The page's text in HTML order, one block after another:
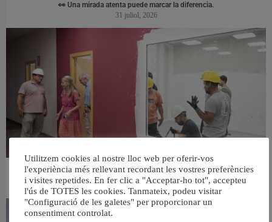
👀 Una mirada atenta puede marcar la diferencia.
31 juliol, 2026
València ultima el nou centre per a persones majors del barri de Sant Antoni
6 agost, 2026
Utilitzem cookies al nostre lloc web per oferir-vos
l'experiència més rellevant recordant les vostres preferències
i visites repetides. En fer clic a "Acceptar-ho tot", accepteu
l'ús de TOTES les cookies. Tanmateix, podeu visitar
"Configuració de les galetes" per proporcionar un
consentiment controlat.